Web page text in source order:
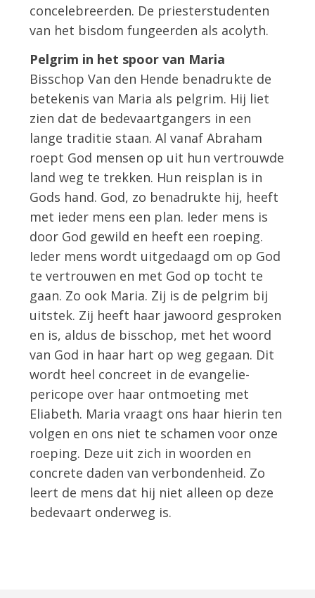
concelebreerden. De priesterstudenten
van het bisdom fungeerden als acolyth.
Pelgrim in het spoor van Maria
Bisschop Van den Hende benadrukte de
betekenis van Maria als pelgrim. Hij liet
zien dat de bedevaartgangers in een
lange traditie staan. Al vanaf Abraham
roept God mensen op uit hun vertrouwde
land weg te trekken. Hun reisplan is in
Gods hand. God, zo benadrukte hij, heeft
met ieder mens een plan. Ieder mens is
door God gewild en heeft een roeping.
Ieder mens wordt uitgedaagd om op God
te vertrouwen en met God op tocht te
gaan. Zo ook Maria. Zij is de pelgrim bij
uitstek. Zij heeft haar jawoord gesproken
en is, aldus de bisschop, met het woord
van God in haar hart op weg gegaan. Dit
wordt heel concreet in de evangelie-
pericope over haar ontmoeting met
Eliabeth. Maria vraagt ons haar hierin ten
volgen en ons niet te schamen voor onze
roeping. Deze uit zich in woorden en
concrete daden van verbondenheid. Zo
leert de mens dat hij niet alleen op deze
bedevaart onderweg is.